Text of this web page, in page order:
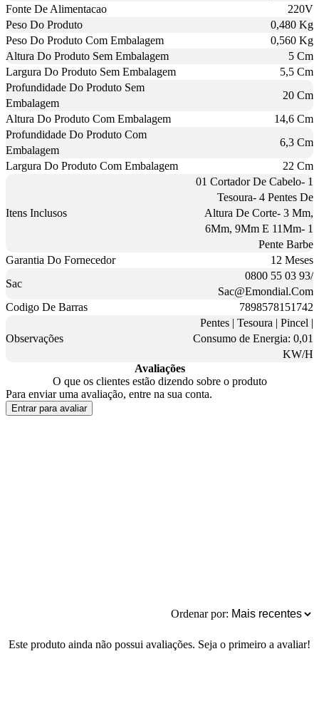
Fonte De Alimentacao
220V
Peso Do Produto
0,480 Kg
Peso Do Produto Com Embalagem
0,560 Kg
Altura Do Produto Sem Embalagem
5 Cm
Largura Do Produto Sem Embalagem
5,5 Cm
Profundidade Do Produto Sem
Embalagem
20 Cm
Altura Do Produto Com Embalagem
14,6 Cm
Profundidade Do Produto Com
Embalagem
6,3 Cm
Largura Do Produto Com Embalagem
22 Cm
Itens Inclusos
01 Cortador De Cabelo- 1
Tesoura- 4 Pentes De
Altura De Corte- 3 Mm,
6Mm, 9Mm E 11Mm- 1
Pente Barbe
Garantia Do Fornecedor
12 Meses
Sac
0800 55 03 93/
Sac@Emondial.Com
Codigo De Barras
7898578151742
Observações
Pentes | Tesoura | Pincel |
Consumo de Energia: 0,01
KW/H
Avaliações
O que os clientes estão dizendo sobre o produto
Para enviar uma avaliação, entre na sua conta.
Entrar para avaliar
Ordenar por:
Este produto ainda não possui avaliações. Seja o primeiro a avaliar!